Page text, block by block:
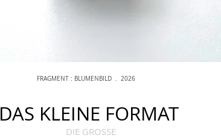
FRAGMENT : BLUMENBILD . 2026
DAS KLEINE FORMAT
DIE GROSSE